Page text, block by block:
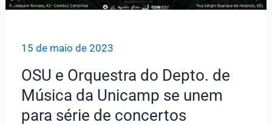
15 de maio de 2023
OSU e Orquestra do Depto. de
Música da Unicamp se unem
para série de concertos